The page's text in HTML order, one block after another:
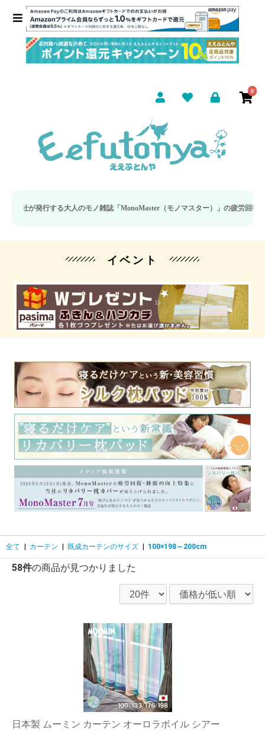
0
る大人のモノ雑誌「MonoMaster（モノマスター）」の疲労回復・睡眠の向上特
イベント
全て カーテン 既成カーテンのサイズ 100×198～200cm
58件の商品が見つかりました
日本製 ムーミン カーテン オーロラボイル シアー